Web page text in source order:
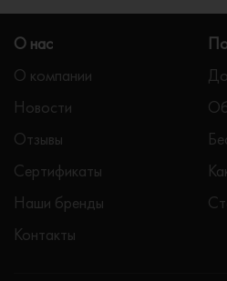
О нас
О компании
Новости
Отзывы
Сертификаты
Наши бренды
Контакты